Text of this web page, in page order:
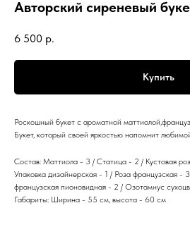
Авторский сиреневый
6 500 р.
Купить
Роскошный букет с ароматной
Букет, который своей яркостью напомнит
Состав: Маттиола - 3 / Статица - 2 / Кустовая
Упаковка дизайнерская - 1 / Роза французская -
французская пионовидная - 2 / Озотамнус
Габариты: Ширина - 55 см, высота - 60 см